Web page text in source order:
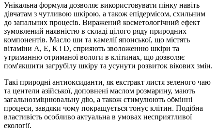
Унікальна формула дозволяє використовувати пінку навіть
дівчатам з чутливою шкірою, а також епідермісом, схильним
до запальних процесів. Виражений косметологічний ефект
зумовлений наявністю в складі цілого ряду природних
компонентів. Масло ши та камелії японської, що містять
вітаміни А, Е, К і D, сприяють зволоженню шкіри та
утриманню отриманої вологи в клітинах, що дозволяє
пом'якшити загрубілу шкіру та усунути розвиток вікових змін.
Такі природні антиоксиданти, як екстракт листя зеленого чаю
та центели азійської, доповнені маслом розмарину, мають
загальнозміцнювальну дію, а також стимулюють обмінні
процеси, завдяки чому покращується тонус клітин. Подібна
властивість особливо актуальна в умовах несприятливої
екології.